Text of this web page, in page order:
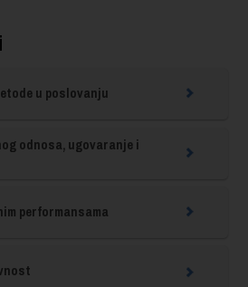
u poslovanju
odnosa, ugovaranje i
performansama